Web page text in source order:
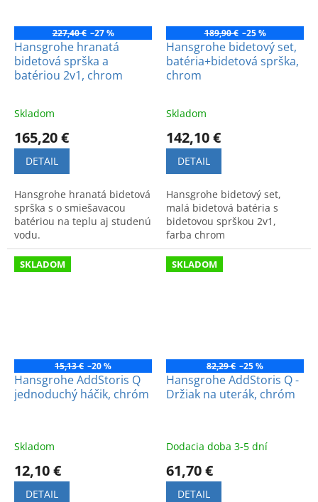
227,40 € –27 %
Hansgrohe hranatá
bidetová sprška a
batériou 2v1, chrom
Skladom
165,20 €
DETAIL
Hansgrohe hranatá bidetová
sprška s o smiešavacou
batériou na teplu aj studenú
vodu.
189,90 € –25 %
Hansgrohe bidetový set,
batéria+bidetová sprška,
chrom
Skladom
142,10 €
DETAIL
Hansgrohe bidetový set,
malá bidetová batéria s
bidetovou sprškou 2v1,
farba chrom
SKLADOM
15,13 € –20 %
Hansgrohe AddStoris Q
jednoduchý háčik, chróm
Skladom
12,10 €
DETAIL
SKLADOM
82,29 € –25 %
Hansgrohe AddStoris Q -
Držiak na uterák, chróm
Dodacia doba 3-5 dní
61,70 €
DETAIL